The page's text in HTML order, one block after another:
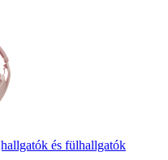
és fülhallgatók